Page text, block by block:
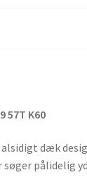
57T K60
alsidigt dæk
pålidelig